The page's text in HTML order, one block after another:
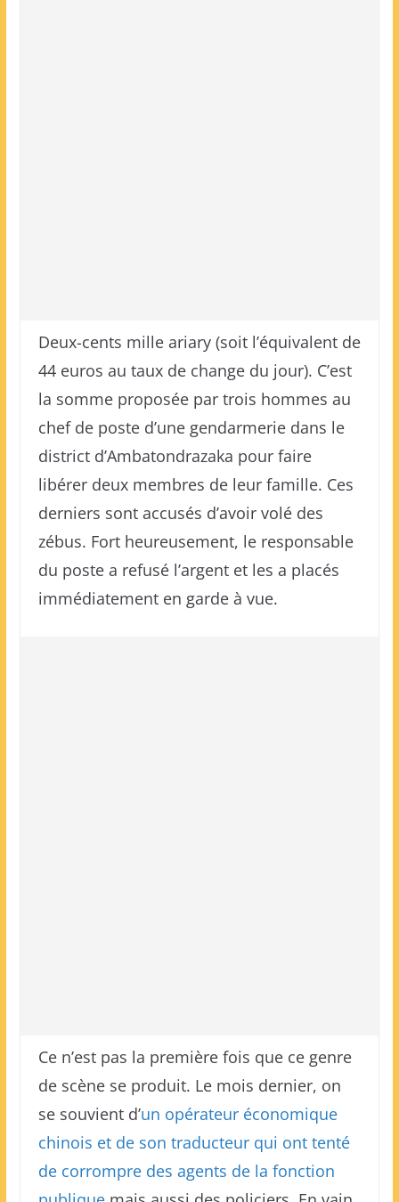
Deux-cents mille ariary (soit l’équivalent de
44 euros au taux de change du jour). C’est
la somme proposée par trois hommes au
chef de poste d’une gendarmerie dans le
district d’Ambatondrazaka pour faire
libérer deux membres de leur famille. Ces
derniers sont accusés d’avoir volé des
zébus. Fort heureusement, le responsable
du poste a refusé l’argent et les a placés
immédiatement en garde à vue.
Ce n’est pas la première fois que ce genre
de scène se produit. Le mois dernier, on
se souvient d’un opérateur économique
chinois et de son traducteur qui ont tenté
de corrompre des agents de la fonction